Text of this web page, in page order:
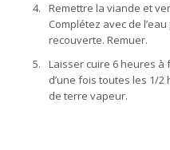
4.
Remettre la viande et
Complétez avec de
recouverte. Remuer.
5.
Laisser cuire 6 heures
d’une fois toutes les 1/
de terre vapeur.